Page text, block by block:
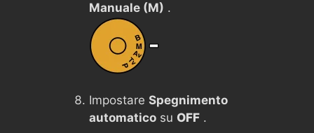
Manuale (M) .
Impostare Spegnimento
automatico su OFF .